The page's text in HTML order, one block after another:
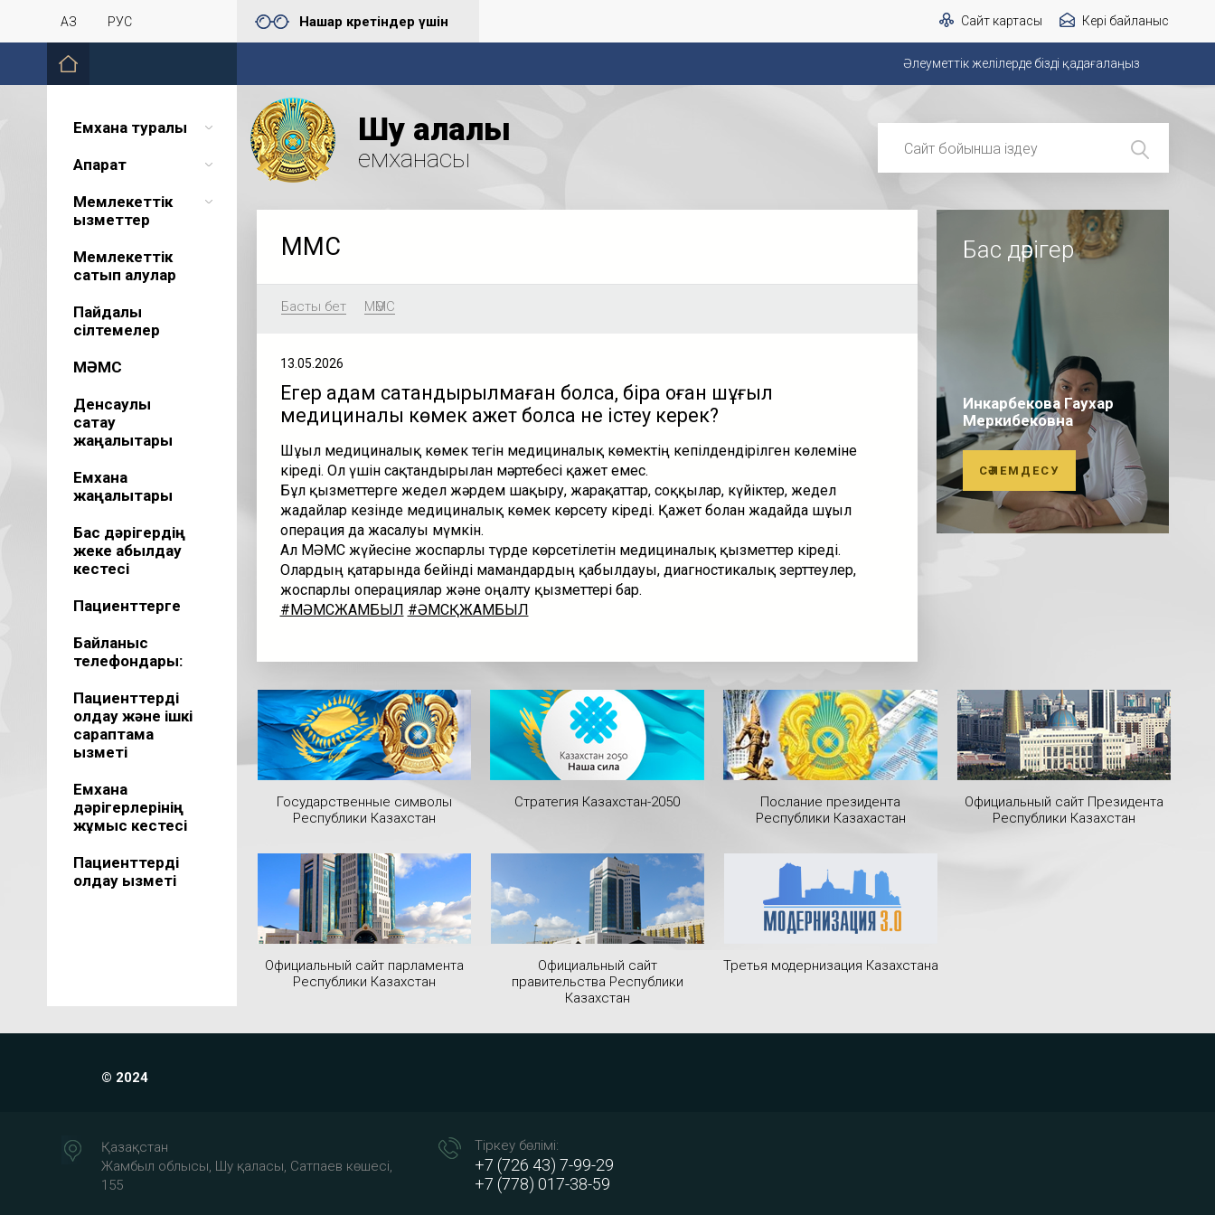
ҚАЗ РУС Нашар көретіндер үшін Сайт картасы Кері байланыс
Әлеуметтік желілерде бізді қадағалаңыз
Емхана туралы
Ақпарат
Мемлекеттік
қызметтер
Мемлекеттік
сатып алулар
Пайдалы
сілтемелер
МӘМС
Денсаулық
сақтау
жаңалықтары
Емхана
жаңалықтары
Бас дәрігердің
жеке қабылдау
кестесі
Пациенттерге
Байланыс
телефондары:
Пациенттерді
қолдау және ішкі
сараптама
қызметі
Емхана
дәрігерлерінің
жұмыс кестесі
Пациенттерді
қолдау қызметі
Шу қалалық
емханасы
МӘМС
Басты бет МӘМС
13.05.2026
Егер адам сақтандырылмаған болса, бірақ оған шұғыл
медициналық көмек қажет болса не істеу керек?
Шұғыл медициналық көмек тегін медициналық көмектің кепілдендірілген көлеміне
кіреді. Ол үшін сақтандырылған мәртебеcі қажет емес.
Бұл қызметтерге жедел жәрдем шақыру, жарақаттар, соққылар, күйіктер, жедел
жағдайлар кезінде медициналық көмек көрсету кіреді. Қажет болған жағдайда шұғыл
операция да жасалуы мүмкін.
Ал МӘМС жүйесіне жоспарлы түрде көрсетілетін медициналық қызметтер кіреді.
Олардың қатарында бейінді мамандардың қабылдауы, диагностикалық зерттеулер,
жоспарлы операциялар және оңалту қызметтері бар.
#МӘМСЖАМБЫЛ #ӘМСҚЖАМБЫЛ
Бас дәрігер
Инкарбекова Гаухар
Меркибековна
СӘЛЕМДЕСУ
Государственные символы
Республики Казахстан
Стратегия Казахстан-2050
Послание президента
Республики Казахастан
Официальный сайт Президента
Республики Казахстан
Официальный сайт парламента
Республики Казахстан
Официальный сайт
правительства Республики
Казахстан
Третья модернизация Казахстана
© 2024
Қазақстан
Жамбыл облысы, Шу қаласы, Сатпаев көшесі,
155
Тіркеу бөлімі:
+7 (726 43) 7-99-29
+7 (778) 017-38-59